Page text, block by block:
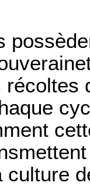
récoltes
culture